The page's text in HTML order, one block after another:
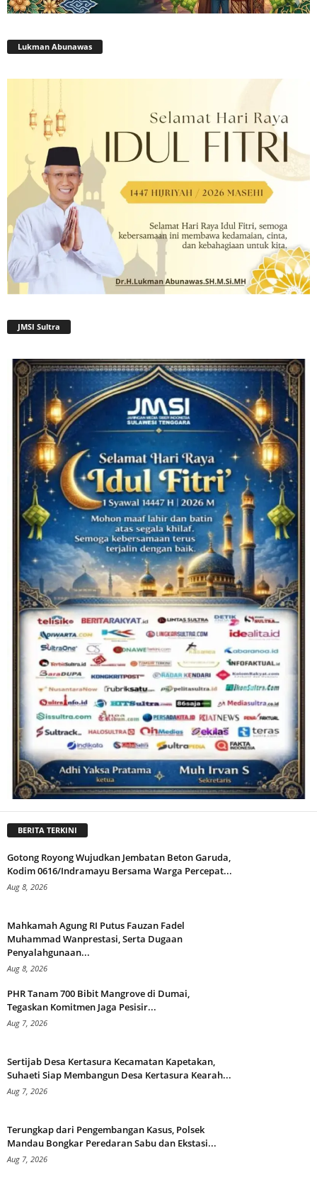
Lukman Abunawas
JMSI Sultra
BERITA TERKINI
Gotong Royong Wujudkan Jembatan Beton Garuda,
Kodim 0616/Indramayu Bersama Warga Percepat...
Aug 8, 2026
Mahkamah Agung RI Putus Fauzan Fadel
Muhammad Wanprestasi, Serta Dugaan
Penyalahgunaan...
Aug 8, 2026
PHR Tanam 700 Bibit Mangrove di Dumai,
Tegaskan Komitmen Jaga Pesisir...
Aug 7, 2026
Sertijab Desa Kertasura Kecamatan Kapetakan,
Suhaeti Siap Membangun Desa Kertasura Kearah...
Aug 7, 2026
Terungkap dari Pengembangan Kasus, Polsek
Mandau Bongkar Peredaran Sabu dan Ekstasi...
Aug 7, 2026